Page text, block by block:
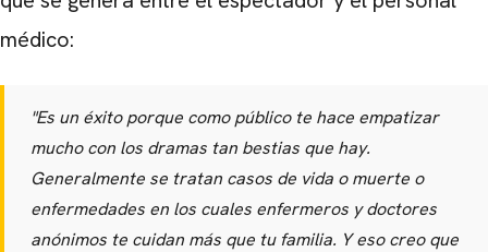
médico:
"Es un éxito porque como público te hace empatizar
mucho con los dramas tan bestias que hay.
Generalmente se tratan casos de vida o muerte o
enfermedades en los cuales enfermeros y doctores
anónimos te cuidan más que tu familia. Y eso creo que